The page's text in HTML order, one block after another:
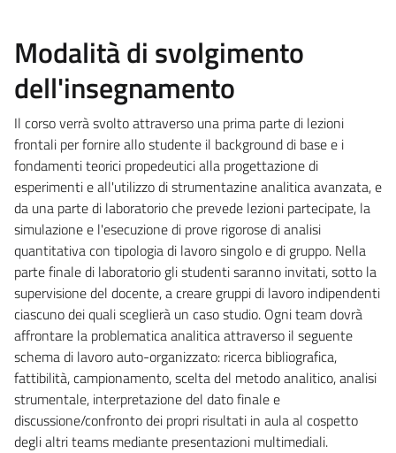
Modalità di svolgimento
dell'insegnamento
Il corso verrà svolto attraverso una prima parte di lezioni
frontali per fornire allo studente il background di base e i
fondamenti teorici propedeutici alla progettazione di
esperimenti e all'utilizzo di strumentazine analitica avanzata, e
da una parte di laboratorio che prevede lezioni partecipate, la
simulazione e l'esecuzione di prove rigorose di analisi
quantitativa con tipologia di lavoro singolo e di gruppo. Nella
parte finale di laboratorio gli studenti saranno invitati, sotto la
supervisione del docente, a creare gruppi di lavoro indipendenti
ciascuno dei quali sceglierà un caso studio. Ogni team dovrà
affrontare la problematica analitica attraverso il seguente
schema di lavoro auto-organizzato: ricerca bibliografica,
fattibilità, campionamento, scelta del metodo analitico, analisi
strumentale, interpretazione del dato finale e
discussione/confronto dei propri risultati in aula al cospetto
degli altri teams mediante presentazioni multimediali.